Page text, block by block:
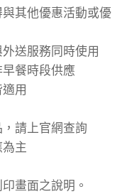
其他優惠活動或優
送服務同時使用
餐時段供應
用
請上官網查詢
主
畫面之說明。